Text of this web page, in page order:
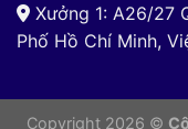
Xưởng 1: A26/27
Phố Hồ Chí Minh,
Copyright 2026 ©